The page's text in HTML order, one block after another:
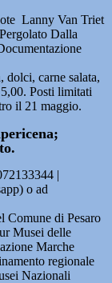
Lanny Van Triet
Dalla
dolci, carne salata,
Posti limitati
il 21 maggio.
|
o ad
Comune di Pesaro
Musei delle
Marche
regionale
Nazionali